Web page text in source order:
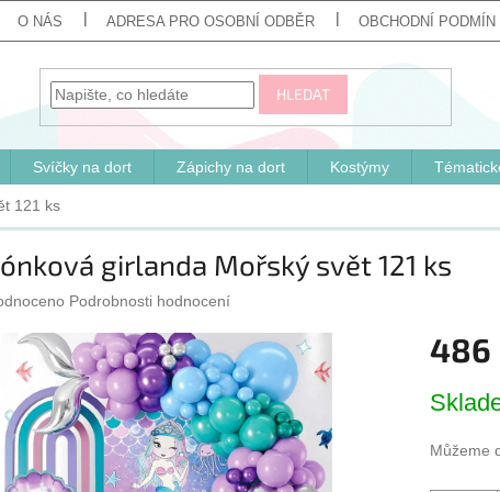
O NÁS ADRESA PRO OSOBNÍ ODBĚR OBCHODNÍ
HLEDAT
Svíčky na dort Zápichy na dort Kostýmy
121 ks
girlanda Mořský svět 121 ks
Podrobnosti hodnocení
486
cena:
Můžeme